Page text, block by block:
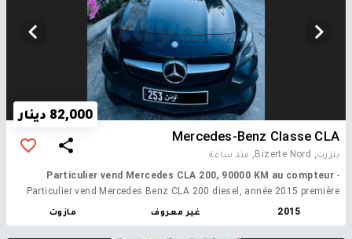
82,000 دينار
Mercedes-Benz Classe CLA
بنزرت, Bizerte Nord,
منذ ساعة
Particulier vend Mercedes CLA 200, 90000 KM au compteur -
Particulier vend Mercedes Benz CLA 200 diesel, année 2015 première
main, avec seulement 90000 Km au compteur. Véhicule importé de
2015 غير معروف مازوت